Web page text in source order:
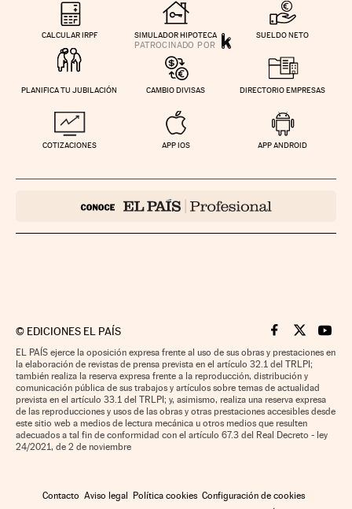
CALCULAR IRPF SIMULADOR HIPOTECA SUELDO NETO
PLANIFICA TU JUBILACIÓN CAMBIO DIVISAS DIRECTORIO EMPRESAS
COTIZACIONES APP IOS APP ANDROID
© EDICIONES EL PAÍS Cinco Días en
Cinco Días
Cinco
EL PAÍS ejerce la oposición expresa frente al uso de sus obras y prestaciones en
la elaboración de revistas de prensa prevista en el artículo 32.1 del TRLPI;
también realiza la reserva expresa frente a la reproducción, distribución y
comunicación pública de sus trabajos y artículos sobre temas de actualidad
prevista en el artículo 33.1 del TRLPI; y, asimismo, realiza una reserva expresa
de las reproducciones y usos de las obras y otras prestaciones accesibles desde
este sitio web a medios de lectura mecánica u otros medios que resulten
adecuados a tal fin de conformidad con el artículo 67.3 del Real Decreto - ley
24/2021, de 2 de noviembre
Contacto Aviso legal Política cookies Configuración de cookies